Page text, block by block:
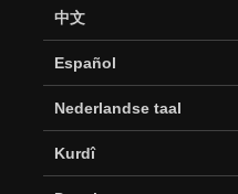
中文
Español
Nederlandse taal
Kurdî